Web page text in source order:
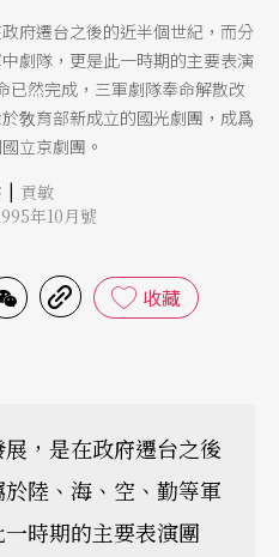
府遷台之後的近半個世紀，而分
劇隊，更是此一時期的主要表演
已然完成，三軍劇隊奉命解散改
敎育部新成立的國光劇團，成爲
立京劇團。
| 貢敏
年10月號
收藏
，是在政府遷台之後
陸、海、空、勤等軍
時期的主要表演團